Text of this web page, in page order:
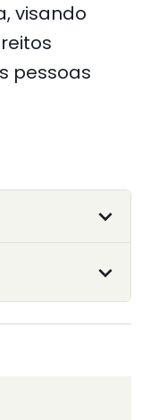
visando
pessoas